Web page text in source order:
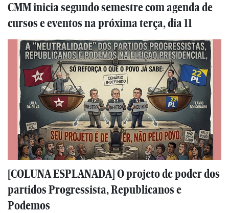
CMM inicia segundo semestre com agenda de
cursos e eventos na próxima terça, dia 11
[COLUNA ESPLANADA] O projeto de poder dos
partidos Progressista, Republicanos e
Podemos